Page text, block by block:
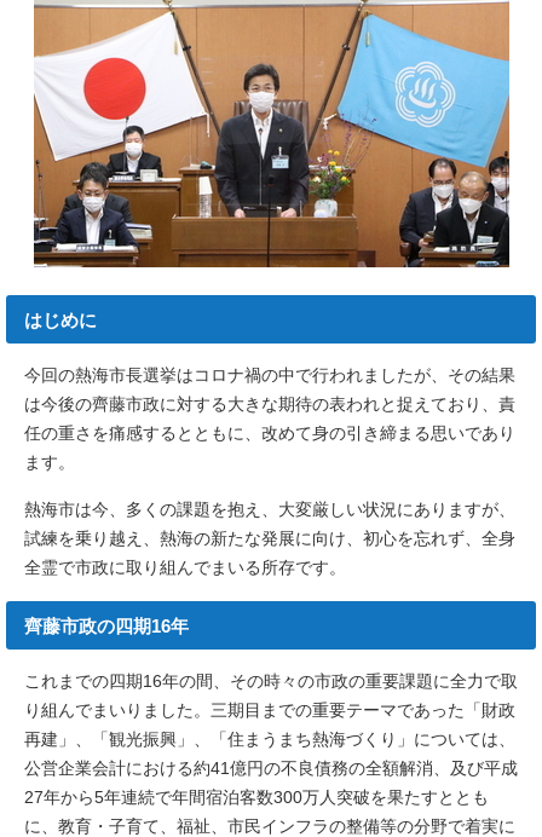
はじめに
今回の熱海市長選挙はコロナ禍の中で行われましたが、その結果
は今後の齊藤市政に対する大きな期待の表われと捉えており、責
任の重さを痛感するとともに、改めて身の引き締まる思いであり
ます。
熱海市は今、多くの課題を抱え、大変厳しい状況にありますが、
試練を乗り越え、熱海の新たな発展に向け、初心を忘れず、全身
全霊で市政に取り組んでまいる所存です。
齊藤市政の四期16年
これまでの四期16年の間、その時々の市政の重要課題に全力で取
り組んでまいりました。三期目までの重要テーマであった「財政
再建」、「観光振興」、「住まうまち熱海づくり」については、
公営企業会計における約41億円の不良債務の全額解消、及び平成
27年から5年連続で年間宿泊客数300万人突破を果たすととも
に、教育・子育て、福祉、市民インフラの整備等の分野で着実に